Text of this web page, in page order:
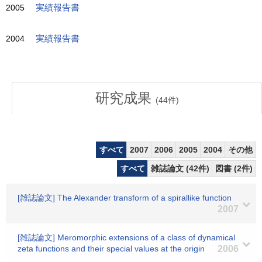
2005 実績報告書
2004 実績報告書
研究成果 (44件)
すべて 2007 2006 2005 2004
その他
すべて
雑誌論文 (42件) 図書 (2件)
[雑誌論文] The Alexander transform of a spirallike function
2007
[雑誌論文] Meromorphic extensions of a class of dynamical
zeta functions and their special values at the origin
2006